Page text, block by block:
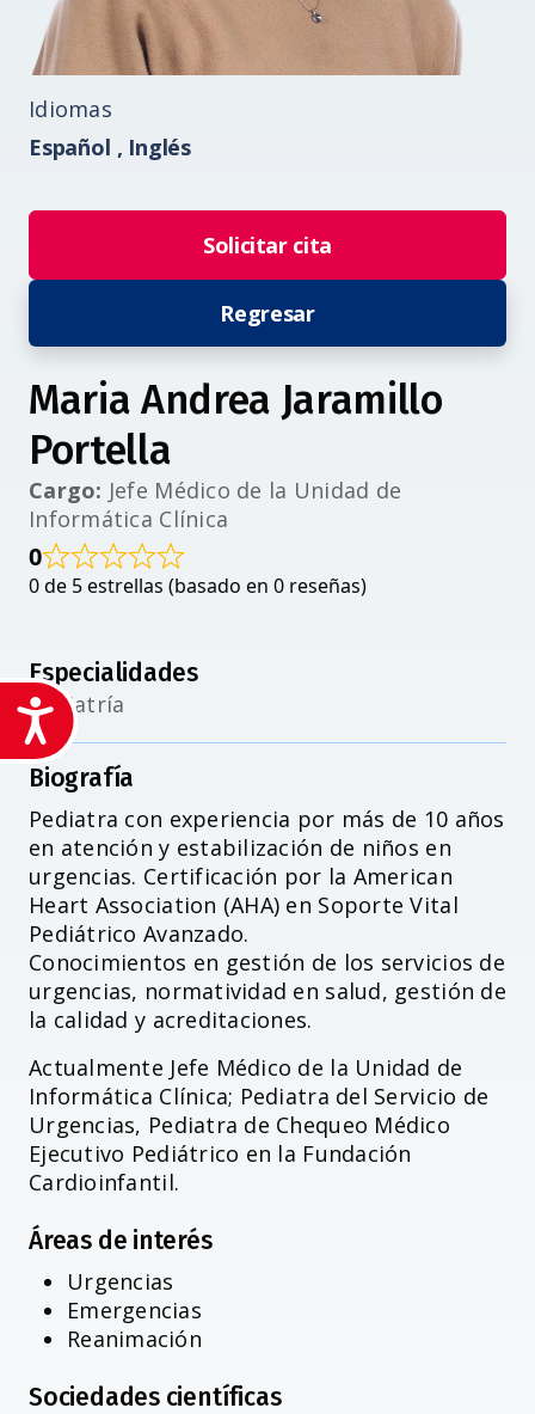
Accesibilidad
Idiomas
Español , Inglés
Solicitar cita
Regresar
Maria Andrea Jaramillo
Portella
Cargo: Jefe Médico de la Unidad de
Informática Clínica
0
0 de 5 estrellas (basado en 0 reseñas)
Especialidades
Pediatría
Biografía
Pediatra con experiencia por más de 10 años
en atención y estabilización de niños en
urgencias. Certificación por la American
Heart Association (AHA) en Soporte Vital
Pediátrico Avanzado.
Conocimientos en gestión de los servicios de
urgencias, normatividad en salud, gestión de
la calidad y acreditaciones.
Actualmente Jefe Médico de la Unidad de
Informática Clínica; Pediatra del Servicio de
Urgencias, Pediatra de Chequeo Médico
Ejecutivo Pediátrico en la Fundación
Cardioinfantil.
Áreas de interés
Urgencias
Emergencias
Reanimación
Sociedades científicas